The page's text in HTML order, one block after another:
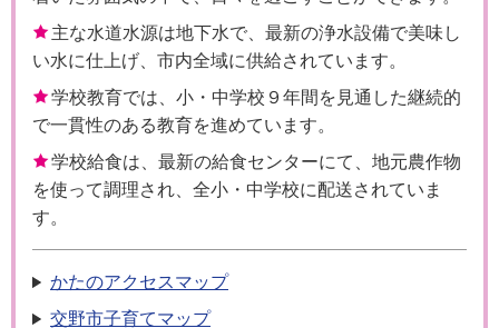
主な水道水源は地下水で、最新の浄水設備で美味し
い水に仕上げ、市内全域に供給されています。
学校教育では、小・中学校９年間を見通した継続的
で一貫性のある教育を進めています。
学校給食は、最新の給食センターにて、地元農作物
を使って調理され、全小・中学校に配送されていま
す。
かたのアクセスマップ
交野市子育てマップ